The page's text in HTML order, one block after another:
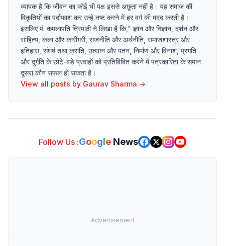
व्यापक है कि जीवन का कोई भी पक्ष इससे अछूता नहीं है। यह समाज की
विकृतियों का पर्दाफाश कर उन्हे नष्ट करने में हर वर्ग की मदद करती है।
इसलिए पं. कमलापति त्रिपाठी ने लिखा है कि," ज्ञान और विज्ञान, दर्शन और
साहित्य, कला और कारीगरी, राजनीति और अर्थनीति, समाजशास्त्र और
इतिहास, संघर्ष तथा क्रांति, उत्थान और पतन, निर्माण और विनाश, प्रगति
और दुर्गति के छोटे-बड़े प्रवाहों को प्रतिबिंबित करने में पत्रकारिता के समान
दूसरा कौन सफल हो सकता है।
View all posts by Gaurav Sharma →
Follow Us :Google News
Advertisement